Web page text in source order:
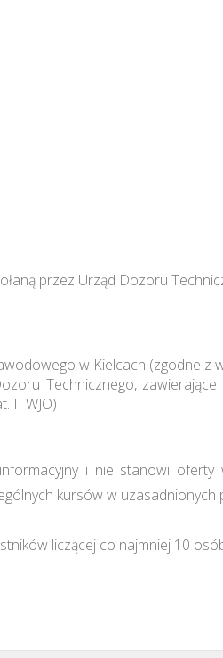
przez Urząd Dozoru
w Kielcach (zgodne z
Technicznego,
II WJO)
i nie stanowi oferty
kursów w uzasadnionych
liczącej co najmniej 10